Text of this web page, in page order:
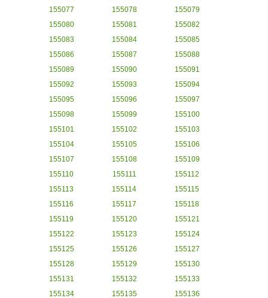
155077
155078
155079
155080
155081
155082
155083
155084
155085
155086
155087
155088
155089
155090
155091
155092
155093
155094
155095
155096
155097
155098
155099
155100
155101
155102
155103
155104
155105
155106
155107
155108
155109
155110
155111
155112
155113
155114
155115
155116
155117
155118
155119
155120
155121
155122
155123
155124
155125
155126
155127
155128
155129
155130
155131
155132
155133
155134
155135 155136